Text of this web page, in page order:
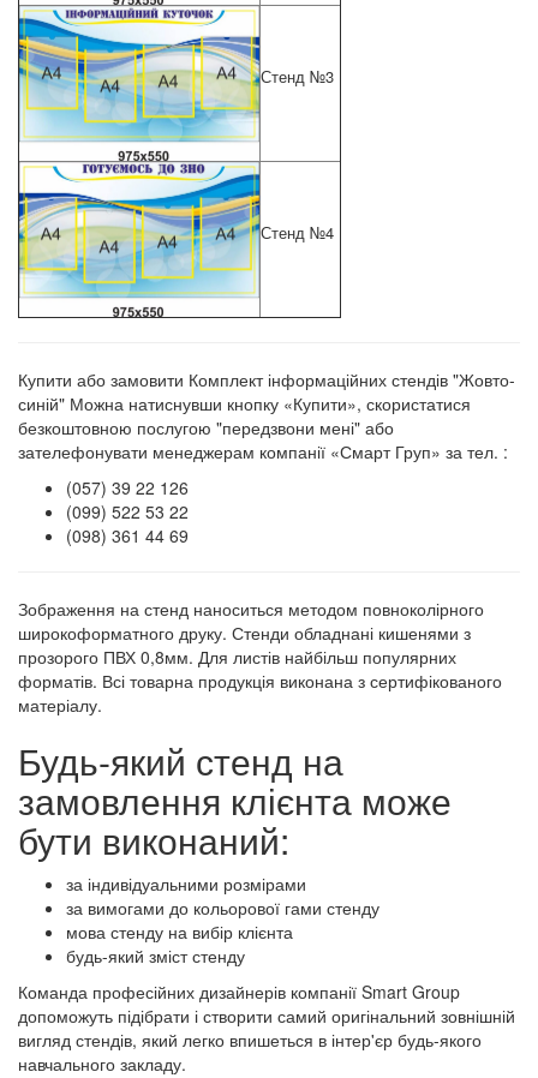
Стенд №3
Стенд №4
Купити або замовити Комплект інформаційних стендів "Жовто-
синій" Можна натиснувши кнопку «Купити», скористатися
безкоштовною послугою "передзвони мені" або
зателефонувати менеджерам компанії «Смарт Груп» за тел. :
(057) 39 22 126
(099) 522 53 22
(098) 361 44 69
Зображення на стенд наноситься методом повноколірного
широкоформатного друку. Стенди обладнані кишенями з
прозорого ПВХ 0,8мм. Для листів найбільш популярних
форматів. Всі товарна продукція виконана з сертифікованого
матеріалу.
Будь-який стенд на
замовлення клієнта може
бути виконаний:
за індивідуальними розмірами
за вимогами до кольорової гами стенду
мова стенду на вибір клієнта
будь-який зміст стенду
Команда професійних дизайнерів компанії Smart Group
допоможуть підібрати і створити самий оригінальний зовнішній
вигляд стендів, який легко впишеться в інтер'єр будь-якого
навчального закладу.